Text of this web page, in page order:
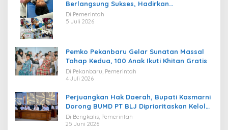
Berlangsung Sukses, Hadirkan
Kebahagiaan bagi Puluhan Anak
Di Pemerintah
5 Juli 2026
Pemko Pekanbaru Gelar Sunatan Massal
Tahap Kedua, 100 Anak Ikuti Khitan Gratis
Di Pekanbaru, Pemerintah
4 Juli 2026
Perjuangkan Hak Daerah, Bupati Kasmarni
Dorong BUMD PT BLJ Diprioritaskan Kelola
Migas
Di Bengkalis, Pemerintah
25 Juni 2026